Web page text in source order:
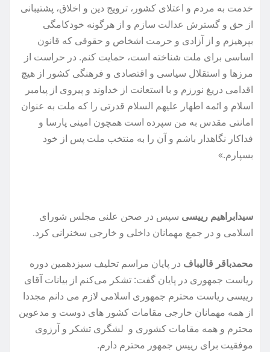
خدمت‏ به‏ مردم‏ و اعتلای‏ کشور، ترویج‏ دین‏ و اخلاق‏، پشتیبانی‏
از حق‏ و گسترش‏ عدالت‏ سازم‏ و از هرگونه‏ خودکامگی‏
بپرهیزم‏ و از آزادی‏ و حرمت‏ اشخاص‏ و حقوقی‏ که‏ قانون‏
اساسی‏ برای‏ ملت‏ شناخته‏ است‏، حمایت‏ کنم‏. در حراست‏ از
مرزها و استقلال‏ سیاسی‏ و اقتصادی‏ و فرهنگی‏ کشور از هیچ‏
اقدامی‏ دریغ نورزم‏ و با استعانت‏ از خداوند و پیروی‏ از پیامبر
اسلام‏ و ائمه‏ اطهار علیهم‏ السلام‏ قدرتی‏ را که‏ ملت‏ به‏ عنوان‏
امانتی‏ مقدس‏ به‏ من‏ سپرده‏ است‏ همچون‏ امینی‏ پارسا و
فداکار نگاهدار باشم‏ و آن‏ را به‏ منتخب‏ ملت‏ پس‏ از خود
بسپارم‏.»
سیدابراهیم رییسی سپس در صحن علنی مجلس شورای
اسلامی و در جمع مهمانان داخلی و خارجی سخنرانی کرد.
محمدباقر قالیباف در پایان مراسم تحلیف سیزدهمین دوره
ریاست جمهوری در پایان گفت: تشکر می‌کنم از بیانات آقای
رییسی ریاست محترم جمهوری اسلامی لازم می دانم مجددا
از همه مهمانان خارجی مقامات کشور های دوست و مدعوین
محترم و همه مقامات کشوری و لشگری تشکر و آرزوی
موفقیت برای رییس جمهور محترم دارم.